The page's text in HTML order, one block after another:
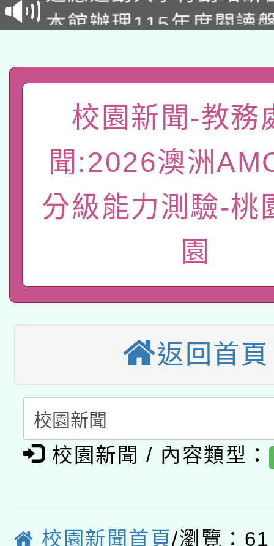
招)
本館辦理115年度閱讀
礎課程
A3數位素養講師名單
「數位內容與教學軟
有關大陸委員會函釋公
薪期間赴陸應申請許可
轉知經濟部水利署委託
業技術研究院辦理「
用水績優單位及節水達
115年8月22日(星期六
開 智慧啟航」
本校115學年度第2次
招甄選結果公告(無人
招)
適應運動共學行動站研
本館辦理115年度閱讀
暨閱讀推動專業研習
科技賦能─人工智慧
礎課程
A3數位素養講師名單
「數位內容與教學軟體
pilot」
有關大陸委員會函釋公
薪期間赴陸應申請許可
轉知經濟部水利署委託
用水績優單位及節水達
桃園市孔廟祈福系列
2026年桃園地景藝術
校園新聞-教務
聞:2026澳洲
分級能力測驗-桃
園
返回首頁
校園新聞 / 內容類型：
校園新聞首頁/瀏覽：61